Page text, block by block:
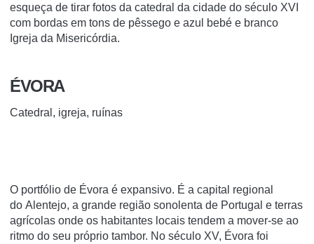
esqueça de tirar fotos da catedral da cidade do século XVI
com bordas em tons de pêssego e azul bebé e branco
Igreja da Misericórdia.
ÉVORA
Catedral, igreja, ruínas
O portfólio de Évora é expansivo. É a capital regional
do Alentejo, a grande região sonolenta de Portugal e terras
agrícolas onde os habitantes locais tendem a mover-se ao
ritmo do seu próprio tambor. No século XV, Évora foi